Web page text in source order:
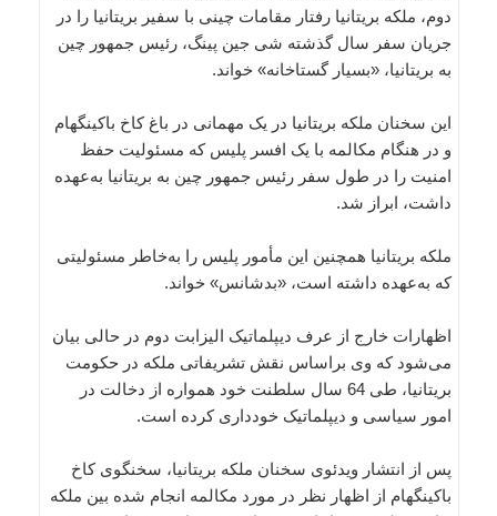
دوم، ملکه بریتانیا رفتار مقامات چینی با سفیر بریتانیا را در
جریان سفر سال گذشته شی جین پینگ، رئیس جمهور چین
به بریتانیا، «بسیار گستاخانه» خواند.
این سخنان ملکه بریتانیا در یک مهمانی در باغ کاخ باکینگهام
و در هنگام مکالمه با یک افسر پلیس که مسئولیت حفظ
امنیت را در طول سفر رئیس جمهور چین به بریتانیا به‌عهده
داشت، ابراز شد.
ملکه بریتانیا همچنین این مأمور پلیس را به‌خاطر مسئولیتی
که به‌عهده داشته است، «بدشانس» خواند.
اظهارات خارج از عرف دیپلماتیک الیزابت دوم در حالی بیان
می‌شود که وی براساس نقش تشریفاتی ملکه در حکومت
بریتانیا، طی 64 سال سلطنت خود همواره از دخالت در
امور سیاسی و دیپلماتیک خودداری کرده است.
پس از انتشار ویدئوی سخنان ملکه بریتانیا، سخنگوی کاخ
باکینگهام از اظهار نظر در مورد مکالمه انجام شده بین ملکه